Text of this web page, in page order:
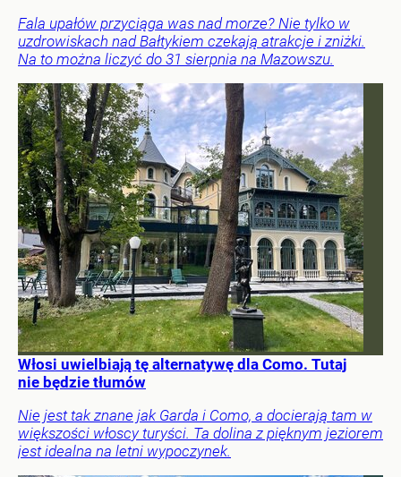
Fala upałów przyciąga was nad morze? Nie tylko w
uzdrowiskach nad Bałtykiem czekają atrakcje i zniżki.
Na to można liczyć do 31 sierpnia na Mazowszu.
Włosi uwielbiają tę alternatywę dla Como. Tutaj
nie będzie tłumów
Nie jest tak znane jak Garda i Como, a docierają tam w
większości włoscy turyści. Ta dolina z pięknym jeziorem
jest idealna na letni wypoczynek.